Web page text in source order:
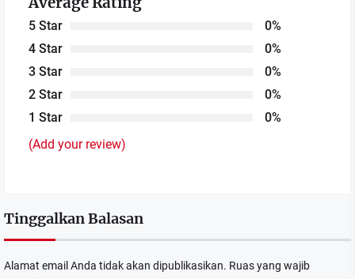
5 Star
0%
4 Star
0%
3 Star
0%
2 Star
0%
1 Star
0%
(Add your review)
Tinggalkan Balasan
Alamat email Anda tidak akan dipublikasikan. Ruas yang wajib